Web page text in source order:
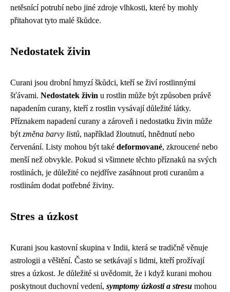
netěsnící potrubí nebo jiné zdroje vlhkosti, které by mohly
přitahovat tyto malé škůdce.
Nedostatek živin
Curani jsou drobní hmyzí škůdci, kteří se živí rostlinnými
šťávami. Nedostatek živin u rostlin může být způsoben právě
napadením curany, kteří z rostlin vysávají důležité látky.
Příznakem napadení curany a zároveň i nedostatku živin může
být změna barvy listů, například žloutnutí, hnědnutí nebo
červenání. Listy mohou být také deformované, zkroucené nebo
menší než obvykle. Pokud si všimnete těchto příznaků na svých
rostlinách, je důležité co nejdříve zasáhnout proti curanům a
rostlinám dodat potřebné živiny.
Stres a úzkost
Kurani jsou kastovní skupina v Indii, která se tradičně věnuje
astrologii a věštění. Často se setkávají s lidmi, kteří prožívají
stres a úzkost. Je důležité si uvědomit, že i když kurani mohou
poskytnout duchovní vedení, symptomy úzkosti a stresu mohou